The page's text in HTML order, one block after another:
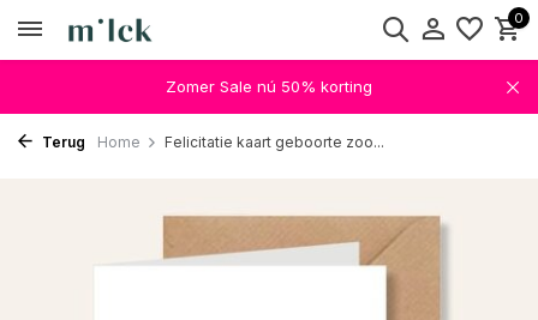
0
Zomer Sale nú 50% korting
Terug Home Felicitatie kaart geboorte zoo...